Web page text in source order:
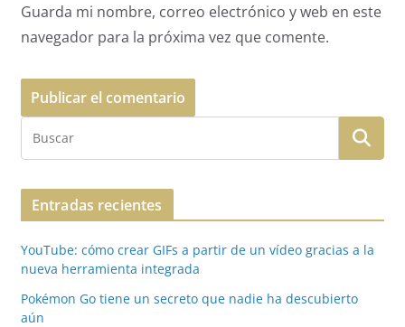
Guarda mi nombre, correo electrónico y web en este
navegador para la próxima vez que comente.
Entradas recientes
YouTube: cómo crear GIFs a partir de un vídeo gracias a la
nueva herramienta integrada
Pokémon Go tiene un secreto que nadie ha descubierto
aún